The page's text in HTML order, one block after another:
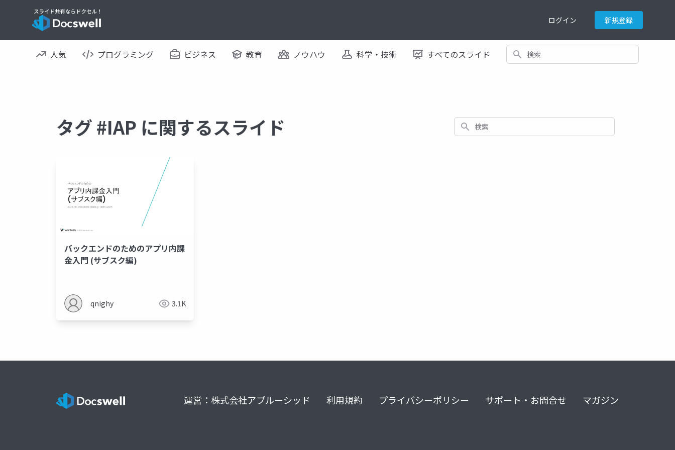
ログイン 新規登録
人気 プログラミング ビジネス 教育 ノウハウ 科学・技術 すべてのスライド 検索
タグ #IAP に関するスライド 検索
バックエンドのためのアプリ内課
金入門 (サブスク編)
qnighy 3.1K
運営：株式会社アプルーシッド 利用規約 プライバシーポリシー サポート・お問合せ マガジン